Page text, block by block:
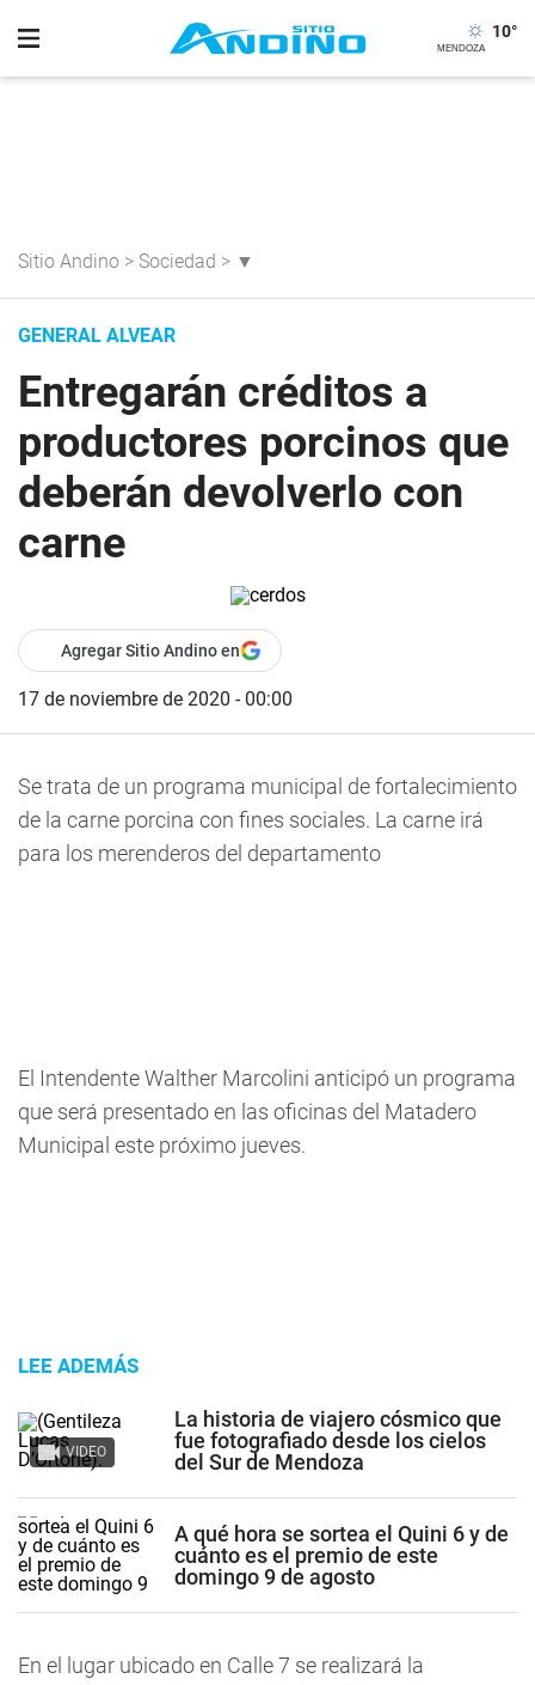
10°
Sitio Andino > Sociedad > ▼
GENERAL ALVEAR
Entregarán créditos a
productores porcinos que
deberán devolverlo con
carne
Agregar Sitio Andino en
17 de noviembre de 2020 - 00:00
Se trata de un programa municipal de fortalecimiento
de la carne porcina con fines sociales. La carne irá
para los merenderos del departamento
El Intendente Walther Marcolini anticipó un programa
que será presentado en las oficinas del Matadero
Municipal este próximo jueves.
LEE ADEMÁS
VIDEO
La historia de viajero cósmico que
fue fotografiado desde los cielos
del Sur de Mendoza
A qué hora se sortea el Quini 6 y de
cuánto es el premio de este
domingo 9 de agosto
En el lugar ubicado en Calle 7 se realizará la